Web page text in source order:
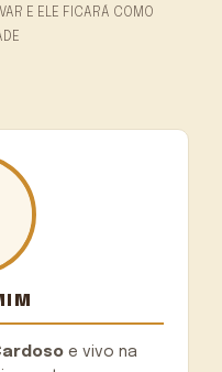
E ELE FICARÁ COMO
e vivo na